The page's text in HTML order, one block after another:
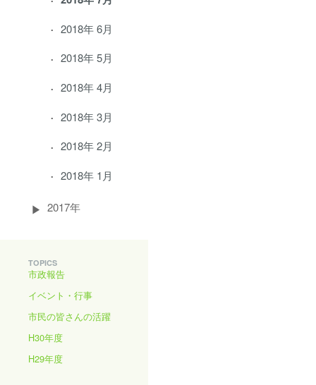
2018年 6月
2018年 5月
2018年 4月
2018年 3月
2018年 2月
2018年 1月
2017年
TOPICS
市政報告
イベント・行事
市民の皆さんの活躍
H30年度
H29年度